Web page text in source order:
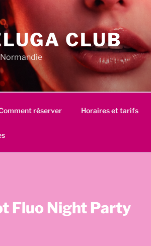
CLUB
réserver Horaires et tarifs
Fluo Night Party